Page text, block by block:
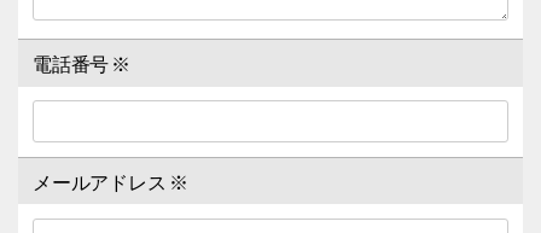
電話番号※
メールアドレス ※